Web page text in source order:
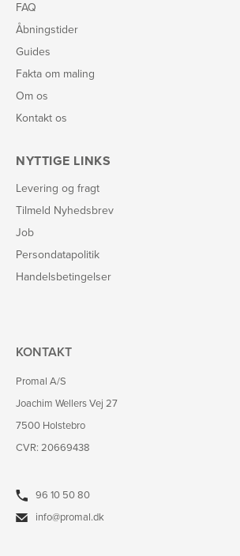
FAQ
Åbningstider
Guides
Fakta om maling
Om os
Kontakt os
NYTTIGE LINKS
Levering og fragt
Tilmeld Nyhedsbrev
Job
Persondatapolitik
Handelsbetingelser
KONTAKT
Promal A/S
Joachim Wellers Vej 27
7500 Holstebro
CVR: 20669438
96 10 50 80
info@promal.dk